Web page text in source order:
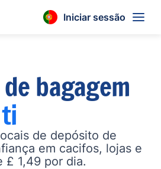
Iniciar sessão
bagagem
de depósito de
em cacifos, lojas e
£ 1,49 por dia.